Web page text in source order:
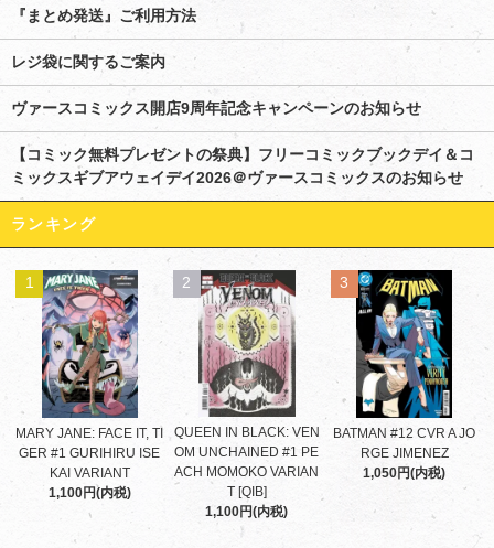
『まとめ発送』ご利用方法
レジ袋に関するご案内
ヴァースコミックス開店9周年記念キャンペーンのお知らせ
【コミック無料プレゼントの祭典】フリーコミックブックデイ＆コ
ミックスギブアウェイデイ2026＠ヴァースコミックスのお知らせ
ランキング
1
MARY JANE: FACE IT, TI
GER #1 GURIHIRU ISE
KAI VARIANT
1,100円(内税)
2
QUEEN IN BLACK: VEN
OM UNCHAINED #1 PE
ACH MOMOKO VARIAN
T [QIB]
1,100円(内税)
3
BATMAN #12 CVR A JO
RGE JIMENEZ
1,050円(内税)